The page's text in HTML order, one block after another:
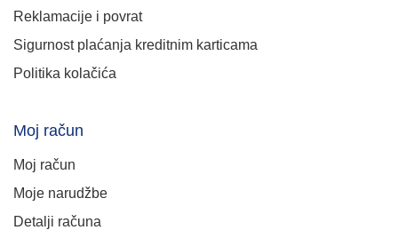
Reklamacije i povrat
Sigurnost plaćanja kreditnim karticama
Politika kolačića
Moj račun
Moj račun
Moje narudžbe
Detalji računa